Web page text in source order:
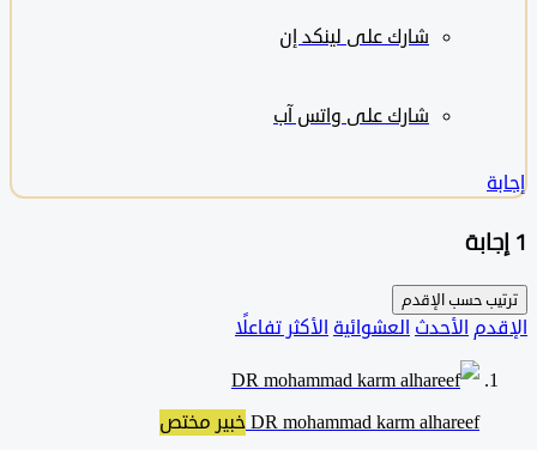
شارك على لينكد إن
شارك على واتس آب
حسبالإقدم
الأحدثالعشوائيةالأكثر تفاعلًا
DR mohammad karm alhareefخبير مختص